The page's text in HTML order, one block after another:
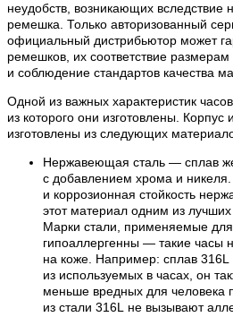
неудобств, возникающих вследствие
ремешка. Только авторизованный
официальный дистрибьютор может
ремешков, их соответствие размерам
и соблюдение стандартов качества
Одной из важных характеристик
из которого они изготовлены. Корпус
изготовлены из следующих
Нержавеющая сталь — сплав
с добавлением хрома и
и коррозионная стойкость
этот материал одним из
Марки стали, применяемые для
гипоаллергенны — такие часы
на коже. Например: сплав
из используемых в часах, он
меньше вредных для человека
из стали 316L не вызывают